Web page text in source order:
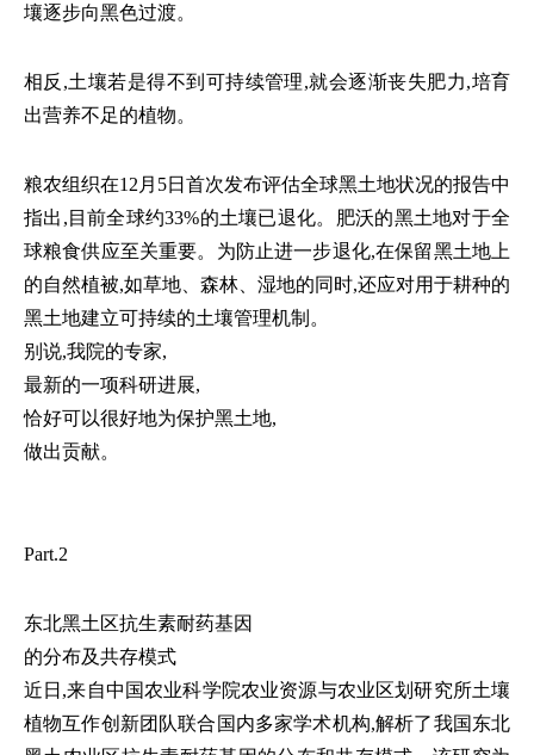
壤逐步向黑色过渡。
相反,土壤若是得不到可持续管理,就会逐渐丧失肥力,培育
出营养不足的植物。
粮农组织在12月5日首次发布评估全球黑土地状况的报告中
指出,目前全球约33%的土壤已退化。肥沃的黑土地对于全
球粮食供应至关重要。为防止进一步退化,在保留黑土地上
的自然植被,如草地、森林、湿地的同时,还应对用于耕种的
黑土地建立可持续的土壤管理机制。
别说,我院的专家,
最新的一项科研进展,
恰好可以很好地为保护黑土地,
做出贡献。
Part.2
东北黑土区抗生素耐药基因
的分布及共存模式
近日,来自中国农业科学院农业资源与农业区划研究所土壤
植物互作创新团队联合国内多家学术机构,解析了我国东北